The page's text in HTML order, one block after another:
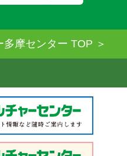
摩センター TOP